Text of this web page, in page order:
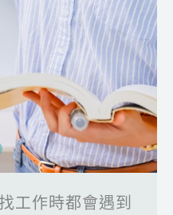
工作時都會遇到